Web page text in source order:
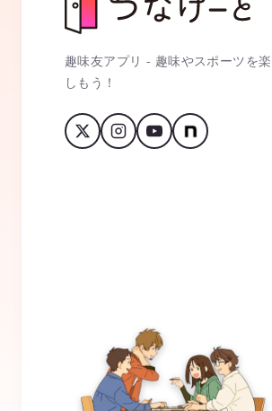
趣味友アプリ - 趣味やスポーツを楽
しもう！